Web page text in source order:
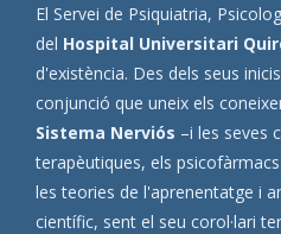
El Servei de Psiquiatria,
del Hospital Universitari
d'existència. Des dels seus
conjunció que uneix els
Sistema Nerviós –i les seves
terapèutiques, els
les teories de l'aprenentatge i
científic, sent el seu corol·lari